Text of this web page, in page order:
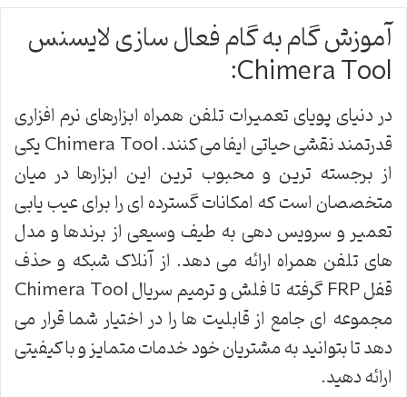
آموزش گام به گام فعال سازی لایسنس
Chimera Tool:
در دنیای پویای تعمیرات تلفن همراه ابزارهای نرم افزاری
قدرتمند نقشی حیاتی ایفا می کنند. Chimera Tool یکی
از برجسته ترین و محبوب ترین این ابزارها در میان
متخصصان است که امکانات گسترده ای را برای عیب یابی
تعمیر و سرویس دهی به طیف وسیعی از برندها و مدل
های تلفن همراه ارائه می دهد. از آنلاک شبکه و حذف
قفل FRP گرفته تا فلش و ترمیم سریال Chimera Tool
مجموعه ای جامع از قابلیت ها را در اختیار شما قرار می
دهد تا بتوانید به مشتریان خود خدمات متمایز و با کیفیتی
ارائه دهید.